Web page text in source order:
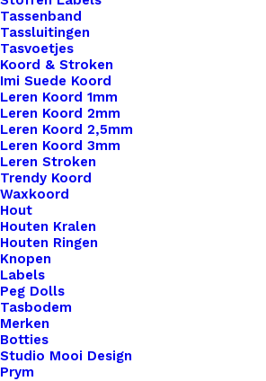
Tassenband
Tassluitingen
Tasvoetjes
Koord & Stroken
Imi Suede Koord
Leren Koord 1mm
Leren Koord 2mm
Leren Koord 2,5mm
Leren Koord 3mm
Leren Stroken
Trendy Koord
Waxkoord
Hout
Houten Kralen
Houten Ringen
Knopen
Labels
Peg Dolls
Tasbodem
Merken
Botties
Studio Mooi Design
Prym
Overzicht
Nog meer leuks!